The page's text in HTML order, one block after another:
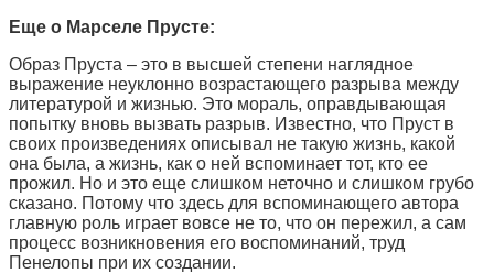
Еще о Марселе Прусте:
Образ Пруста – это в высшей степени наглядное
выражение неуклонно возрастающего разрыва между
литературой и жизнью. Это мораль, оправдывающая
попытку вновь вызвать разрыв. Известно, что Пруст в
своих произведениях описывал не такую жизнь, какой
она была, а жизнь, как о ней вспоминает тот, кто ее
прожил. Но и это еще слишком неточно и слишком грубо
сказано. Потому что здесь для вспоминающего автора
главную роль играет вовсе не то, что он пережил, а сам
процесс возникновения его воспоминаний, труд
Пенелопы при их создании.